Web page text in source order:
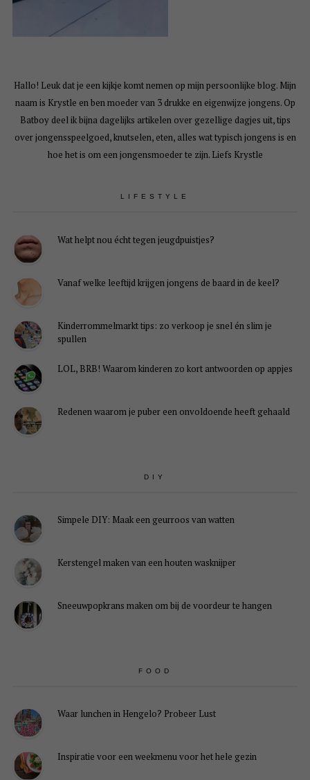
Hallo! Leuk dat je een kijkje komt nemen op mijn persoonlijke blog. Mijn
naam is Krystle en ben moeder van 3 drukke en eigenwijze jongens. Op
Batboy deel ik bijna dagelijks artikelen over gezellige dagjes uit, tips
over jongensspeelgoed, knutselen, eten, alles wat typisch jongens is en
hoe het is om een jongensmoeder te zijn. Liefs Krystle
LIFESTYLE
Wat helpt nou écht tegen jeugdpuistjes?
Vanaf welke leeftijd krijgen jongens de baard in de keel?
Kinderrommelmarkt tips: zo verkoop je snel én slim je
spullen
LOL, BRB! Waarom kinderen zo kort antwoorden op appjes
Redenen waarom je puber een onvoldoende heeft gehaald
DIY
Simpele DIY: Maak een geurroos van watten
Kerstengel maken van een houten wasknijper
Sneeuwpopkrans maken om bij de voordeur te hangen
FOOD
Waar lunchen in Hengelo? Probeer Lust
Inspiratie voor een weekmenu voor het hele gezin